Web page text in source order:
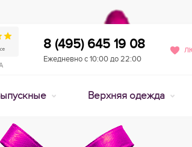
8 (495) 645 19 08
Ежедневно с 10:00 до 22:00
Верхняя одежда